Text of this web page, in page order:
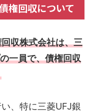
権回収について
収株式会社は、三
一員で、債権回収
、特に三菱UFJ銀